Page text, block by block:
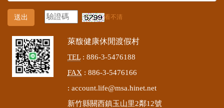
送出 看不清
萊馥健康休閒渡假村
TEL: 886-3-5476188
FAX : 886-3-5476166
: account.life@msa.hinet.net
新竹縣關西鎮玉山里2鄰12號